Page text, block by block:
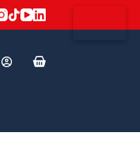
Carro